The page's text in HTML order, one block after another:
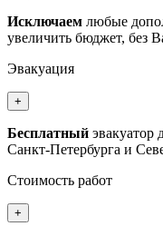
Исключаем любые
увеличить бюджет, без
Эвакуация
+
Бесплатный эвакуатор
Санкт-Петербурга и
Стоимость работ
+